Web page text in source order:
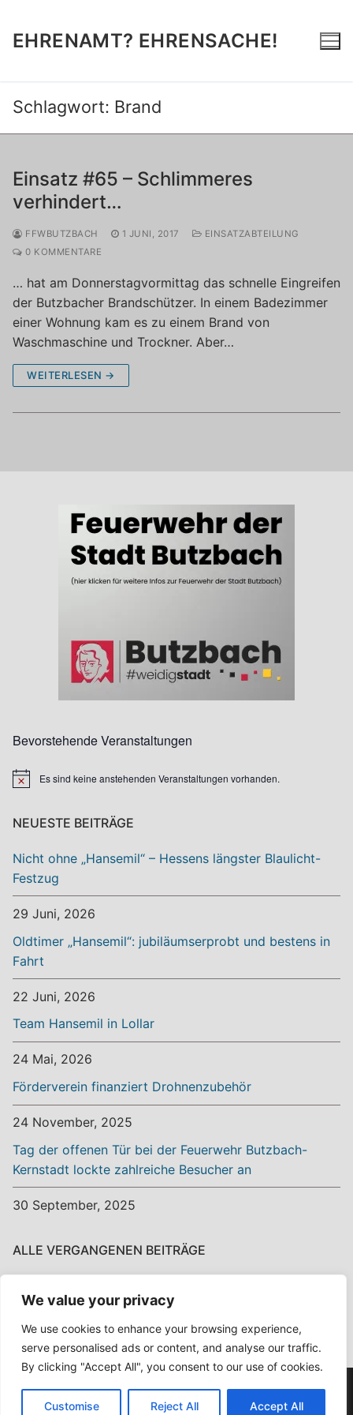
We value your privacy
We use cookies to enhance your browsing experience,
serve personalised ads or content, and analyse our traffic.
By clicking "Accept All", you consent to our use of cookies.
Customise Reject All Accept All
springen
EHRENAMT? EHRENSACHE!
Schlagwort: Brand
Einsatz #65 – Schlimmeres
verhindert…
FFWBUTZBACH 1 JUNI, 2017
EINSATZABTEILUNG
0 KOMMENTARE
… hat am Donnerstagvormittag das schnelle Eingreifen
der Butzbacher Brandschützer. In einem Badezimmer
einer Wohnung kam es zu einem Brand von
Waschmaschine und Trockner. Aber…
WEITERLESEN →
Bevorstehende Veranstaltungen
HinweisEs sind keine anstehenden Veranstaltungen vorhanden.
NEUESTE BEITRÄGE
Nicht ohne „Hansemil“ – Hessens längster Blaulicht-
Festzug
29 Juni, 2026
Oldtimer „Hansemil“: jubiläumserprobt und bestens in
Fahrt
22 Juni, 2026
Team Hansemil in Lollar
24 Mai, 2026
Förderverein finanziert Drohnenzubehör
24 November, 2025
Tag der offenen Tür bei der Feuerwehr Butzbach-
Kernstadt lockte zahlreiche Besucher an
30 September, 2025
ALLE VERGANGENEN BEITRÄGE
vergangenen
Beiträge
Copyright © 2026 Ehrenamt? Ehrensache! – Powered by
Customify